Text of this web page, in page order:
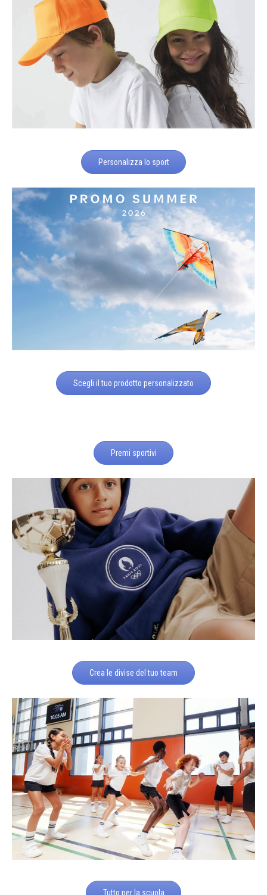
Personalizza lo sport
Scegli il tuo prodotto personalizzato
Premi sportivi
Crea le divise del tuo team
Tutto per la scuola